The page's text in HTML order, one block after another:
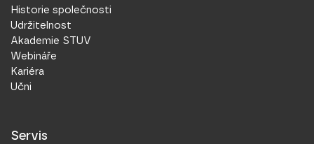
Historie společnosti
Udržitelnost
Akademie STUV
Webináře
Kariéra
Učni
Servis